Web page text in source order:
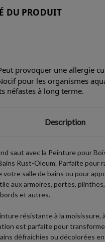
DU PRODUIT
provoquer une allergie
pour les organismes
néfastes à long terme.
Description
saut avec la Peinture pour
Rust-Oleum. Parfaite pour
votre salle de bains ou pour
aux armoires, portes,
et autres.
résistante à la moisissure,
est parfaite pour
défraichies ou décolorées